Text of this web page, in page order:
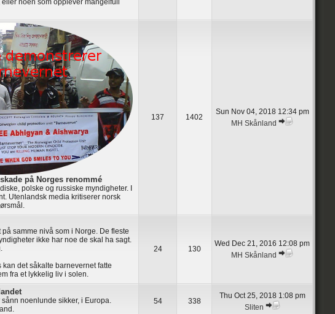
noen som opplever mangelfull
på Norges renommé
polske og russiske myndigheter. I
Utenlandsk media kritiserer norsk
137 1402
Sun Nov 04, 2018 12:34 pm
MH Skånland
samme nivå som i Norge. De fleste
ikke har noe de skal ha sagt.
det såkalte barnevernet fatte
fra et lykkelig liv i solen.
24 130
Wed Dec 21, 2016 12:08 pm
MH Skånland
noenlunde sikker, i Europa.
54 338
Thu Oct 25, 2018 1:08 pm
Sliten